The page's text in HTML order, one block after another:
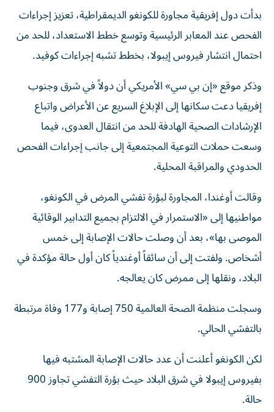
بدأت دول إفريقية مجاورة للكونغو الديمقراطية، تعزيز إجراءات
الفحص عند المعابر الرئيسية وتوسع خطط الاستعداد، للحد من
احتمال انتشار فيروس إيبولا، بخطط تشبه إجراءات كوفيد.
وذكر موقع «إن بي سي» الأمريكي أن دولاً في شرق وجنوب
إفريقيا دعت سكانها إلى الإبلاغ السريع عن الأعراض واتباع
الإرشادات الصحية الهادفة للحد من انتقال العدوى، فيما
وسعت حملات التوعية المجتمعية إلى جانب إجراءات الفحص
الحدودي والمراقبة المحلية.
وقالت أوغندا، المجاورة لبؤرة تفشي المرض في الكونغو،
مواطنيها إلى «الاستمرار في الالتزام بجميع التدابير الوقائية
الموصى بها»، بعد أن وصلت حالات الإصابة إلى خمس
أشخاص. ولفتت إلى أن سائقاً أوغندياً كان أول حالة مؤكدة في
البلاد، ونقلها إلى ممرض كان يعالجه.
وسجلت منظمة الصحة العالمية 750 إصابة و177 وفاة مرتبطة
بالتفشي الحالي.
لكن الكونغو أعلنت أن عدد حالات الإصابة المشتبه فيها
بفيروس إيبولا في شرق البلاد حيث بؤرة التفشي تجاوز 900
حالة.